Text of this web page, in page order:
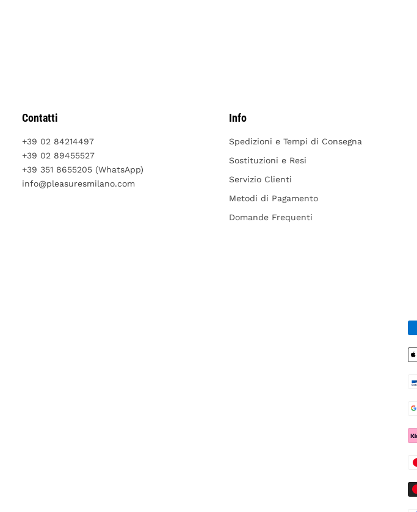
Contatti
+39 02 84214497
+39 02 89455527
+39 351 8655205 (WhatsApp)
info@pleasuresmilano.com
Info
Spedizioni e Tempi di Consegna
Sostituzioni e Resi
Servizio Clienti
Metodi di Pagamento
Domande Frequenti